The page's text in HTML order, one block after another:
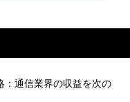
：通信業界の収益を次の